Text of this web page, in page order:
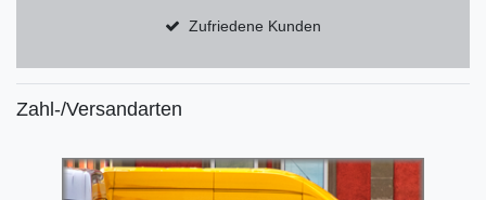
Zufriedene Kunden
Zahl-/Versandarten